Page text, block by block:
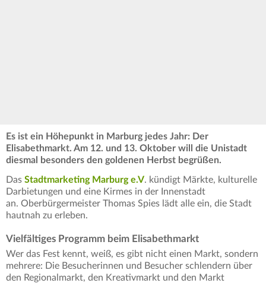
Es ist ein Höhepunkt in Marburg jedes Jahr: Der
Elisabethmarkt. Am 12. und 13. Oktober will die Unistadt
diesmal besonders den goldenen Herbst begrüßen.
Das Stadtmarketing Marburg e.V. kündigt Märkte, kulturelle
Darbietungen und eine Kirmes in der Innenstadt
an. Oberbürgermeister Thomas Spies lädt alle ein, die Stadt
hautnah zu erleben.
Vielfältiges Programm beim Elisabethmarkt
Wer das Fest kennt, weiß, es gibt nicht einen Markt, sondern
mehrere: Die Besucherinnen und Besucher schlendern über
den Regionalmarkt, den Kreativmarkt und den Markt